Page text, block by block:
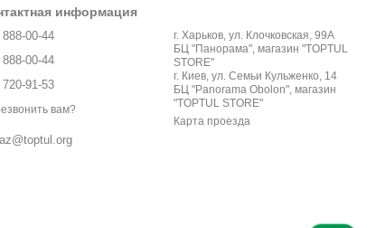
информация
00-44
00-44
91-53
вам?
г. Харьков, ул. Клочковская, 99А
БЦ "Панорама", магазин "TOPTUL
STORE"
г. Киев, ул. Семьи Кульженко, 14
БЦ "Panorama Obolon", магазин
"TOPTUL STORE"
Карта проезда